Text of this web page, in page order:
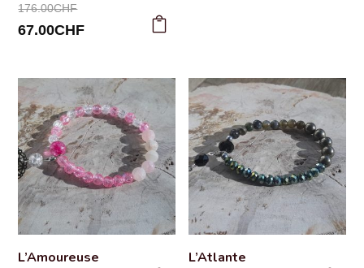
176.00CHF
prix
176.00CHF.
67.00CHFLe
est :
67.00CHF.
L’Amoureuse L’Atlante